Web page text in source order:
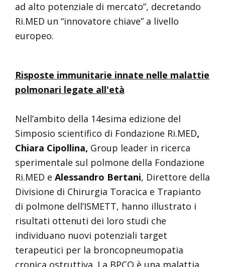
ad alto potenziale di mercato”, decretando
Ri.MED un “innovatore chiave” a livello
europeo.
Risposte immunitarie innate nelle malattie
polmonari legate all'età
Nell’ambito della 14esima edizione del
Simposio scientifico di Fondazione Ri.MED,
Chiara Cipollina, Group leader in ricerca
sperimentale sul polmone della Fondazione
Ri.MED e Alessandro Bertani, Direttore della
Divisione di Chirurgia Toracica e Trapianto
di polmone dell’ISMETT, hanno illustrato i
risultati ottenuti dei loro studi che
individuano nuovi potenziali target
terapeutici per la broncopneumopatia
cronica ostruttiva. La BPCO è una malattia